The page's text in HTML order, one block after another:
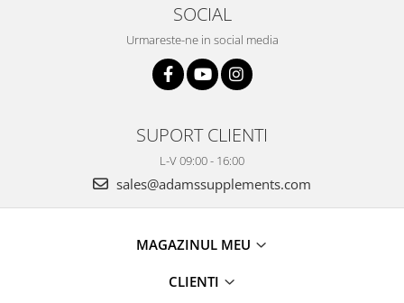
SOCIAL
Urmareste-ne in social media
SUPORT CLIENTI
L-V 09:00 - 16:00
sales@adamssupplements.com
MAGAZINUL MEU
CLIENTI